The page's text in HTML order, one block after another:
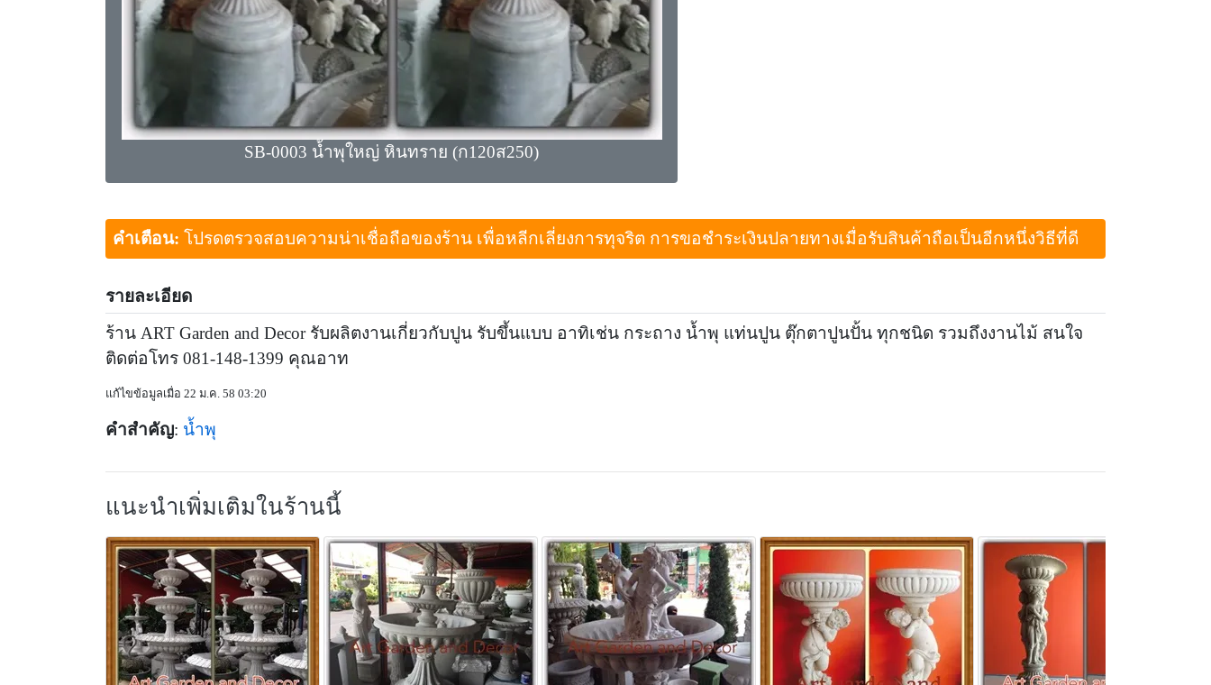
SB-0003 น้ำพุใหญ่ หินทราย (ก120ส250)
คำเตือน: โปรดตรวจสอบความน่าเชื่อถือของร้าน เพื่อหลีกเลี่ยงการทุจริต การขอชำระเงินปลายทางเมื่อรับสินค้าถือเป็นอีกหนึ่งวิธีที่ดี
รายละเอียด
ร้าน ART Garden and Decor รับผลิตงานเกี่ยวกับปูน รับขึ้นแบบ อาทิเช่น กระถาง น้ำพุ แท่นปูน ตุ๊กตาปูนปั้น ทุกชนิด รวมถึงงานไม้ สนใจ
ติดต่อโทร 081-148-1399 คุณอาท
แก้ไขข้อมูลเมื่อ 22 ม.ค. 58 03:20
คำสำคัญ: น้ำพุ
แนะนำเพิ่มเติมในร้านนี้